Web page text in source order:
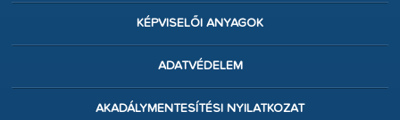
KÉPVISELŐI ANYAGOK
ADATVÉDELEM
AKADÁLYMENTESÍTÉSI NYILATKOZAT